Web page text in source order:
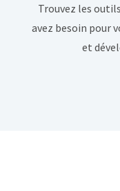
Trouvez les
avez besoin pour
et